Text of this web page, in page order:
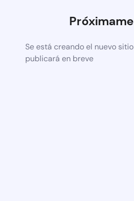
Se está creando el nuevo
publicará en breve